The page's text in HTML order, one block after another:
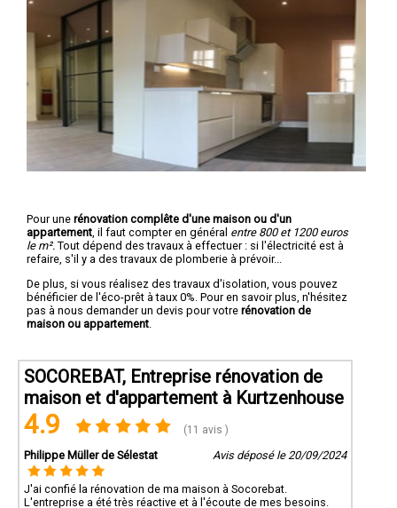
Pour une rénovation complête d'une maison ou d'un
appartement , il faut compter en général entre 800 et 1200 euros
le m². Tout dépend des travaux à effectuer : si l'électricité est à
refaire, s'il y a des travaux de plomberie à prévoir...
De plus, si vous réalisez des travaux d'isolation, vous pouvez
bénéficier de l'éco-prêt à taux 0%. Pour en savoir plus, n'hésitez
pas à nous demander un devis pour votre rénovation de
maison ou appartement
SOCOREBAT, Entreprise rénovation de
maison et d'appartement à Kurtzenhouse
4.9 (11 avis )
Philippe Müller de Sélestat Avis déposé le 20/09/2024
J'ai confié la rénovation de ma maison à Socorebat.
L'entreprise a été très réactive et à l'écoute de mes besoins.